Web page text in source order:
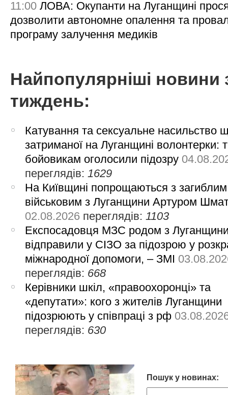
11:00 ЛОВА: Окупанти на Луганщині
дозволити автономне опалення та
програму залучення медиків
Найпопулярніші новини
тиждень:
Катування та сексуальне насильство
затриманої на Луганщині волонтерки:
бойовикам оголосили підозру
переглядів: 1629
На Київщині попрощаються з загиблим
військовим з Луганщини Артуром
02.08.2026 переглядів: 1103
Експосадовця МЗС родом з
відправили у СІЗО за підозрою у
міжнародної допомоги, – ЗМІ
переглядів: 668
Керівники шкіл, «правоохоронці» та
«депутати»: кого з жителів Луганщини
підозрюють у співпраці з рф
переглядів: 630
Пошук у новинах: